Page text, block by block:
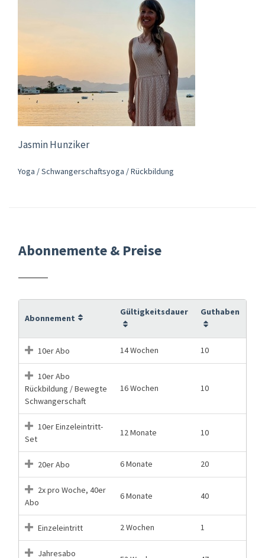
Jasmin Hunziker
Yoga / Schwangerschaftsyoga / Rückbildung
Abonnemente & Preise
Abonnement
Gültigkeitsdauer Guthaben
10er Abo 14 Wochen 10
10er Abo
Rückbildung / Bewegte
Schwangerschaft
16 Wochen 10
10er Einzeleintritt-
Set
12 Monate 10
20er Abo 6 Monate 20
2x pro Woche, 40er
Abo
6 Monate 40
Einzeleintritt 2 Wochen 1
Jahresabo